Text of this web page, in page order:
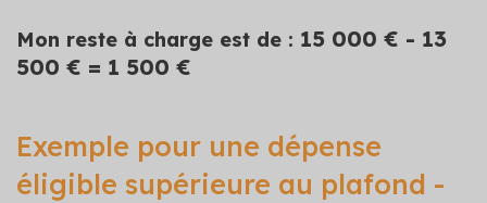
Mon reste à charge est de : 15 000 € - 13
500 € = 1 500 €
Exemple pour une dépense
éligible supérieure au plafond -